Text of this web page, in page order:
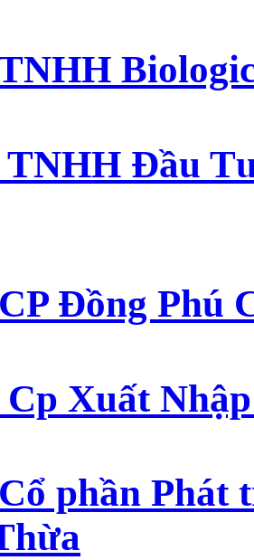
TNHH Đầu
Đồng Phú
Cp Xuất
phần Phát